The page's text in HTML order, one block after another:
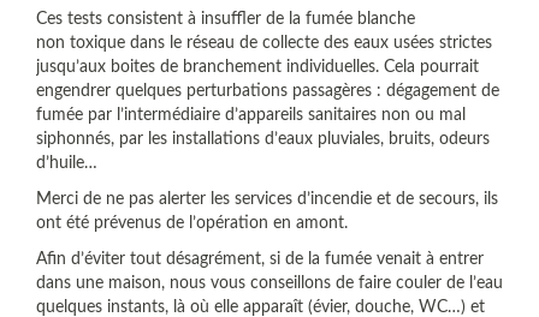
Ces tests consistent à insuffler de la fumée blanche
non toxique dans le réseau de collecte des eaux usées strictes
jusqu’aux boites de branchement individuelles. Cela pourrait
engendrer quelques perturbations passagères : dégagement de
fumée par l’intermédiaire d’appareils sanitaires non ou mal
siphonnés, par les installations d’eaux pluviales, bruits, odeurs
d’huile…
Merci de ne pas alerter les services d’incendie et de secours, ils
ont été prévenus de l’opération en amont.
Afin d’éviter tout désagrément, si de la fumée venait à entrer
dans une maison, nous vous conseillons de faire couler de l’eau
quelques instants, là où elle apparaît (évier, douche, WC…) et